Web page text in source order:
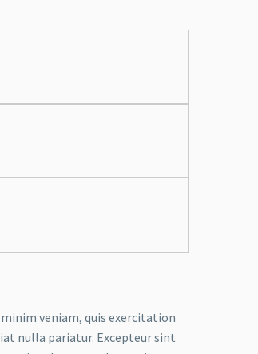
veniam, quis exercitation
nulla pariatur. Excepteur sint